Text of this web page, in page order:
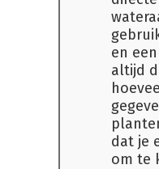
en
altijd
dat je
om te